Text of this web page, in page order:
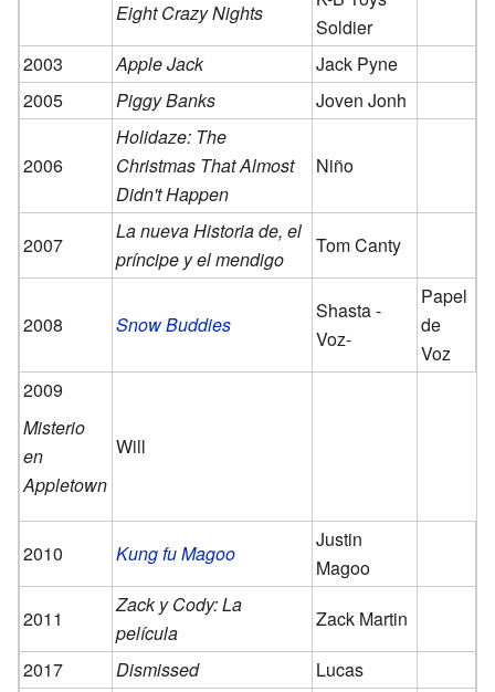
Eight Crazy Nights
Soldier
2003
Apple Jack
Jack Pyne
2005
Piggy Banks Joven Jonh
2006
Holidaze: The
Christmas That Almost
Didn't Happen
Niño
2007
La nueva Historia de, el
príncipe y el mendigo
Tom Canty
2008 Snow Buddies
Shasta -
Voz-
Papel
de
Voz
2009
Misterio
en
Appletown
Will
2010 Kung fu Magoo
Justin
Magoo
2011
Zack y Cody: La
película
Zack Martin
2017
Dismissed
Lucas